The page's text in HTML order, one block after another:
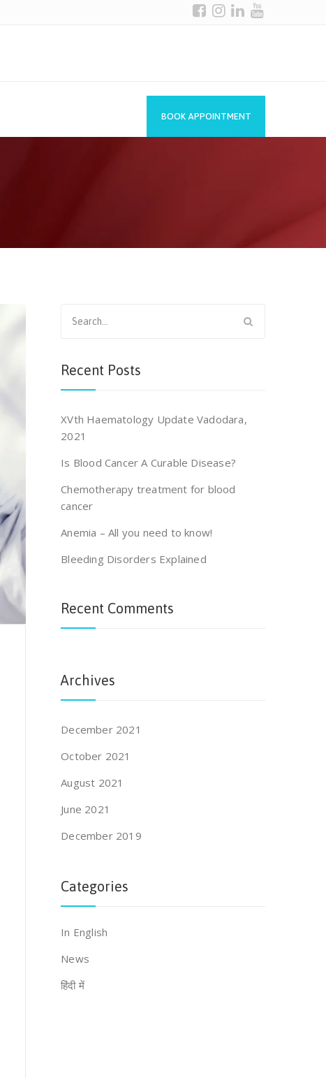
BOOK APPOINTMENT
for:
Recent Posts
XVth Haematology Update Vadodara,
2021
Is Blood Cancer A Curable Disease?
Chemotherapy treatment for blood
cancer
Anemia – All you need to know!
Bleeding Disorders Explained
Recent Comments
Archives
December 2021
October 2021
August 2021
June 2021
December 2019
Categories
In English
News
हिंदी में